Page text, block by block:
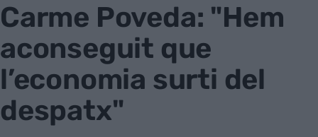
Carme Poveda: "Hem
aconseguit que
l’economia surti del
despatx"